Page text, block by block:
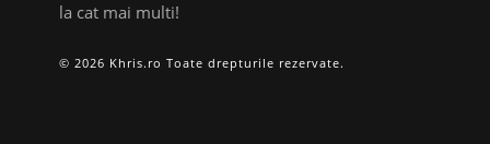
la cat mai multi!
© 2026 Khris.ro Toate drepturile rezervate.